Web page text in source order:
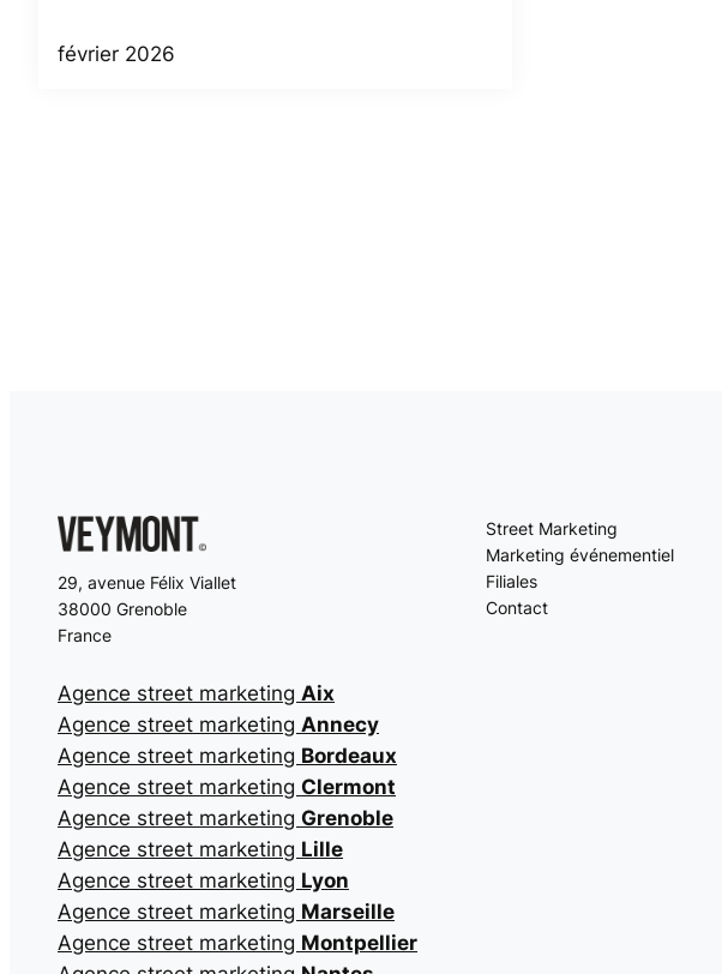
février 2026
29, avenue Félix Viallet
38000 Grenoble
France
Agence street marketing Aix
Agence street marketing Annecy
Agence street marketing Bordeaux
Agence street marketing Clermont
Agence street marketing Grenoble
Agence street marketing Lille
Agence street marketing Lyon
Agence street marketing Marseille
Agence street marketing Montpellier
Street Marketing
Marketing événementiel
Filiales
Contact